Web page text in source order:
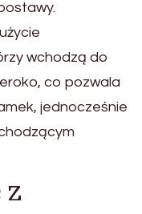
wchodzą do
co pozwala
jednocześnie